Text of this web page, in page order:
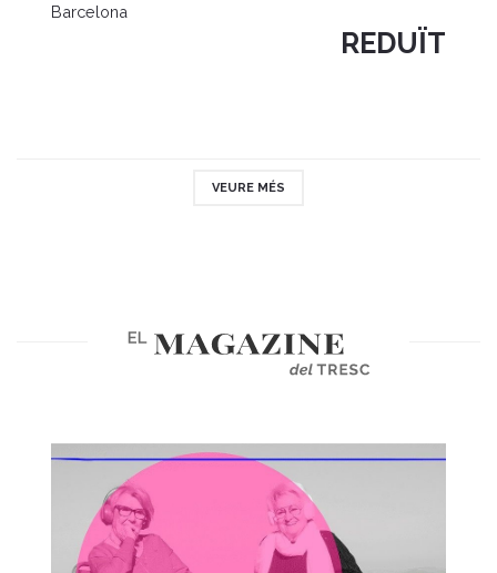
Barcelona
REDUÏT
VEURE MÉS